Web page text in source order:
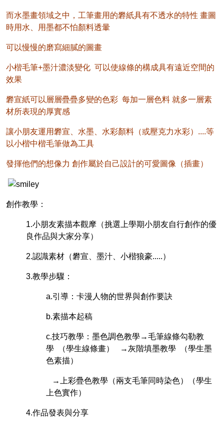
而水墨畫領域之中，工筆畫用的礬紙具有不透水的特性 畫圖
時用水、用墨都不怕顏料透暈
可以慢慢的磨寫細膩的圖畫
小楷毛筆+墨汁濃淡變化 可以使線條的構成具有遠近空間的
效果
礬宣紙可以層層疊疊多變的色彩 每加一層色料 就多一層素
材所表現的厚實感
讓小朋友運用礬宣、水墨、水彩顏料（或壓克力水彩）....等
以小楷中楷毛筆做為工具
發揮他們的想像力 創作屬於自己設計的可愛圖像（插畫）
創作教學：
1.小朋友素描本觀摩（挑選上學期小朋友自行創作的優
良作品與大家分享）
2.認識素材（礬宣、墨汁、小楷狼豪.....）
3.教學步驟：
a.引導：卡漫人物的世界與創作要訣
b.素描本起稿
c.技巧教學：墨色調色教學→毛筆線條勾勒教
學 （學生線條畫） →灰階填墨教學 （學生墨
色素描）
→上彩疊色教學（兩支毛筆同時染色）（學生
上色實作）
4.作品發表與分享